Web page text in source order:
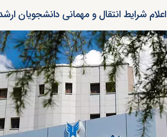
اعلام شرایط انتقال و مهمانی دانشجویان ارشد